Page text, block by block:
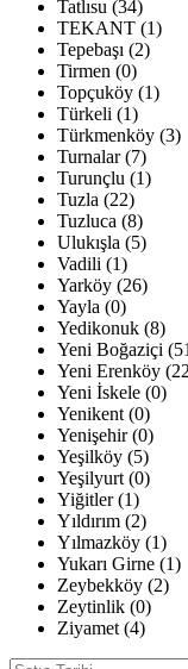
Tatlısu (34)
TEKANT (1)
Tepebaşı (2)
Tirmen (0)
Topçuköy (1)
Türkeli (1)
Türkmenköy (3)
Turnalar (7)
Turunçlu (1)
Tuzla (22)
Tuzluca (8)
Ulukışla (5)
Vadili (1)
Yarköy (26)
Yayla (0)
Yedikonuk (8)
Yeni Boğaziçi
Yeni Erenköy
Yeni İskele (0)
Yenikent (0)
Yenişehir (0)
Yeşilköy (5)
Yeşilyurt (0)
Yiğitler (1)
Yıldırım (2)
Yılmazköy (1)
Yukarı Girne (1)
Zeybekköy (2)
Zeytinlik (0)
Ziyamet (4)